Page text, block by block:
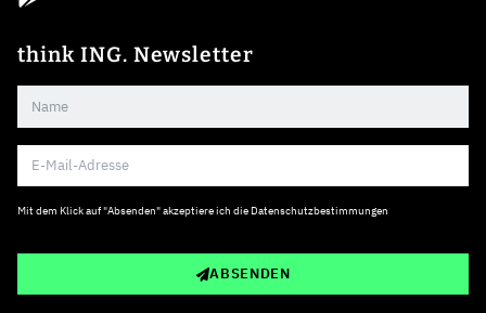
think ING. Newsletter
Mit dem Klick auf "Absenden" akzeptiere ich die Datenschutzbestimmungen
ABSENDEN